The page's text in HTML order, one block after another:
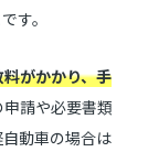
す。
がかかり、手
請や必要書類
動車の場合は